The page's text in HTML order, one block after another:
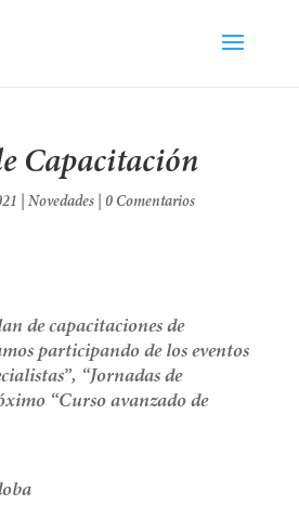
Capacitación
Novedades| 0 Comentarios
de capacitaciones de
participando de los eventos
“Jornadas de
“Curso avanzado de